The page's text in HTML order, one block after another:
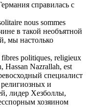
справилась с
nous sommes
в такой необъятной
мы настолько
fibres politiques, religieux
Hassan Nazrallah, est
специалист
и
лидер Хезболлы,
хозяином